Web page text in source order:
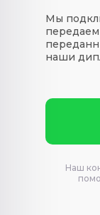
Мы
наши
Наш